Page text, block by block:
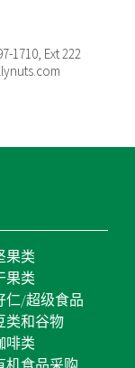
1710, Ext 222
果类
果类
仁/超级食品
类和谷物
啡类
机食品采购